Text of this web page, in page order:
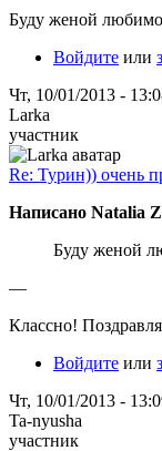
Буду женой
Войдите или
Чт, 10/01/2013 -
Larka
участник
Re: Турин)) очень
Написано Natalia
Буду женой
—
Классно!
Войдите или
Чт, 10/01/2013 -
Ta-nyusha
участник